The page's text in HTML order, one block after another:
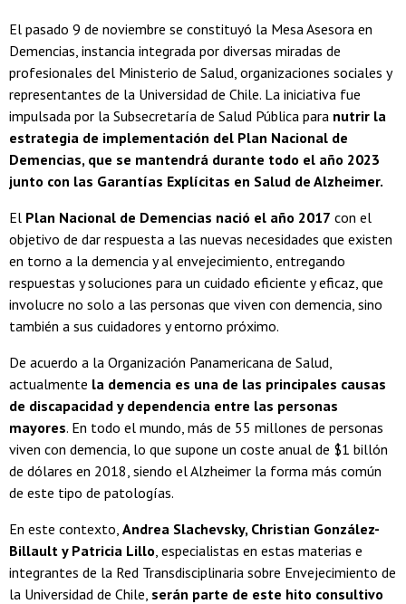
El pasado 9 de noviembre se constituyó la Mesa Asesora en
Demencias, instancia integrada por diversas miradas de
profesionales del Ministerio de Salud, organizaciones sociales y
representantes de la Universidad de Chile. La iniciativa fue
impulsada por la Subsecretaría de Salud Pública para nutrir la
estrategia de implementación del Plan Nacional de
Demencias, que se mantendrá durante todo el año 2023
junto con las Garantías Explícitas en Salud de Alzheimer.
El Plan Nacional de Demencias nació el año 2017 con el
objetivo de dar respuesta a las nuevas necesidades que existen
en torno a la demencia y al envejecimiento, entregando
respuestas y soluciones para un cuidado eficiente y eficaz, que
involucre no solo a las personas que viven con demencia, sino
también a sus cuidadores y entorno próximo.
De acuerdo a la Organización Panamericana de Salud,
actualmente la demencia es una de las principales causas
de discapacidad y dependencia entre las personas
mayores. En todo el mundo, más de 55 millones de personas
viven con demencia, lo que supone un coste anual de $1 billón
de dólares en 2018, siendo el Alzheimer la forma más común
de este tipo de patologías.
En este contexto, Andrea Slachevsky, Christian González-
Billault y Patricia Lillo , especialistas en estas materias e
integrantes de la Red Transdisciplinaria sobre Envejecimiento de
la Universidad de Chile, serán parte de este hito consultivo